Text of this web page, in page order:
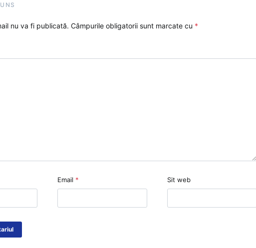
nu va fi publicată. Câmpurile obligatorii sunt marcate cu *
Email * Sit web